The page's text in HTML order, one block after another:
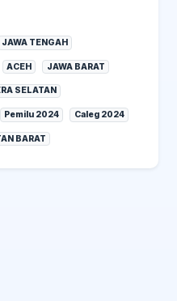
JAWA TENGAH
ACEH JAWA BARAT
SELATAN
Pemilu 2024 Caleg 2024
BARAT